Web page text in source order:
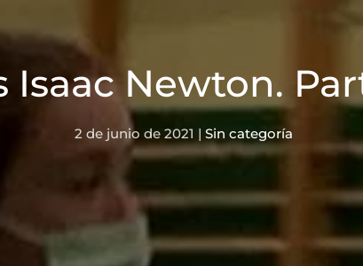
Isaac Newton.
2 de junio de 2021 | Sin categoría